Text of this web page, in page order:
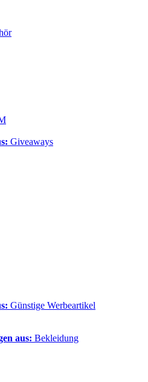
Giveaways
Günstige Werbeartikel
aus: Bekleidung